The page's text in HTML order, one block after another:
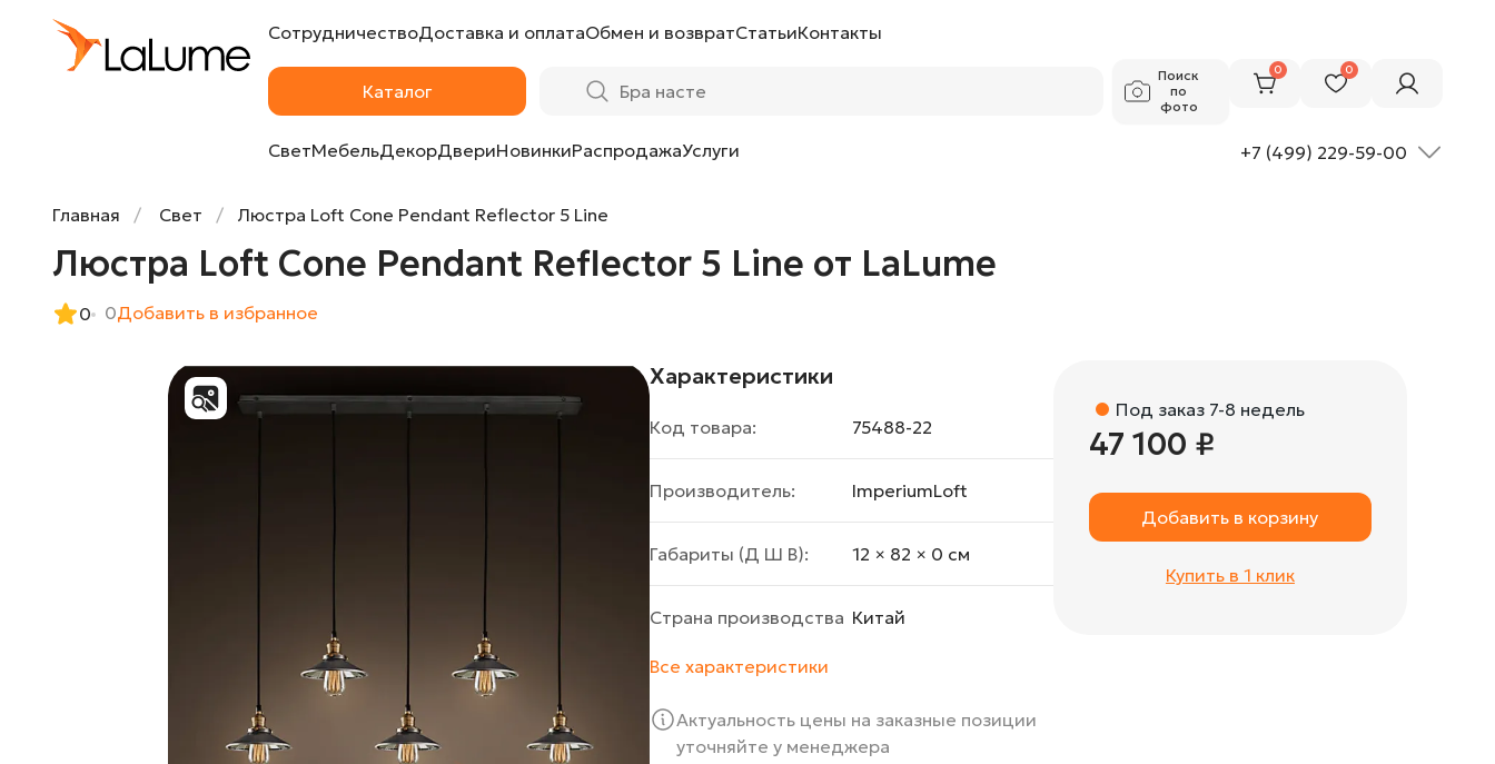
СотрудничествоДоставка и оплатаОбмен и возвратСтатьиКонтакты
Каталог
Поиск
по
фото
0 0
СветМебельДекорДвериНовинкиРаспродажаУслуги +7 (499) 229-59-00
Главная Свет Люстра Loft Cone Pendant Reflector 5 Line
Люстра Loft Cone Pendant Reflector 5 Line от LaLume
0 0Добавить в избранное
Характеристики
Код товара: 75488-22
Производитель: ImperiumLoft
Габариты (Д Ш В): 12 × 82 × 0 cм
Страна производства Китай
Все характеристики
Актуальность цены на заказные позиции
уточняйте у менеджера
Под заказ 7-8 недель
47 100 ₽
Добавить в корзину
Купить в 1 клик
Люстра Loft Cone Pendant Reflector 5 Line от LaLume